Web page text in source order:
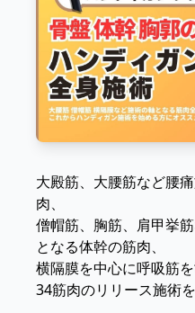
大殿筋、大腰筋など腰
肉、
僧帽筋、胸筋、肩甲挙
となる体幹の筋肉、
横隔膜を中心に呼吸筋
34筋肉のリリース施術